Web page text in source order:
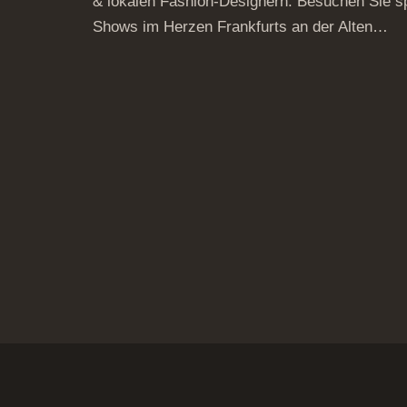
Shows im Herzen Frankfurts an der Alten…